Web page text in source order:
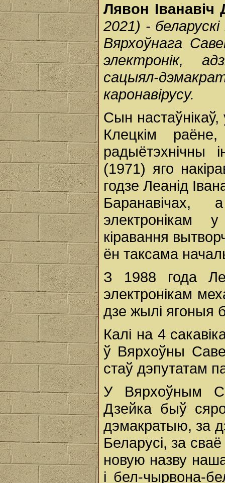
Лявон Іванавіч
2021) -
Вярхоўнага
электронік,
сацыял-
каронавірусу.
Сын
Клецкім
радыётэхнічны
(1971) яго
годзе Леанід
электронікам
кіравання
ён таксама
З 1988 года
электронікам
дзе жылі ягоныя
Калі на 4
ў Вярхоўны
стаў дэпутатам
У Вярхоўным
Дзейка быў
дэмакратыю, за
Беларусі, за
новую назву
і бел-чырвона-